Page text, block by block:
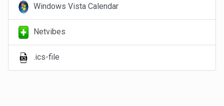
Windows Vista Calendar
Netvibes
.ics-file